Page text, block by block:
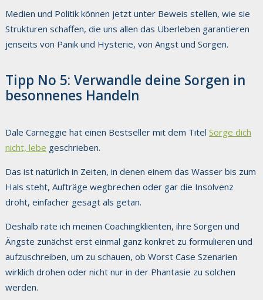
Medien und Politik können jetzt unter Beweis stellen, wie sie
Strukturen schaffen, die uns allen das Überleben garantieren
jenseits von Panik und Hysterie, von Angst und Sorgen.
Tipp No 5: Verwandle deine Sorgen in
besonnenes Handeln
Dale Carneggie hat einen Bestseller mit dem Titel Sorge dich
nicht, lebe geschrieben.
Das ist natürlich in Zeiten, in denen einem das Wasser bis zum
Hals steht, Aufträge wegbrechen oder gar die Insolvenz
droht, einfacher gesagt als getan.
Deshalb rate ich meinen Coachingklienten, ihre Sorgen und
Ängste zunächst erst einmal ganz konkret zu formulieren und
aufzuschreiben, um zu schauen, ob Worst Case Szenarien
wirklich drohen oder nicht nur in der Phantasie zu solchen
werden.